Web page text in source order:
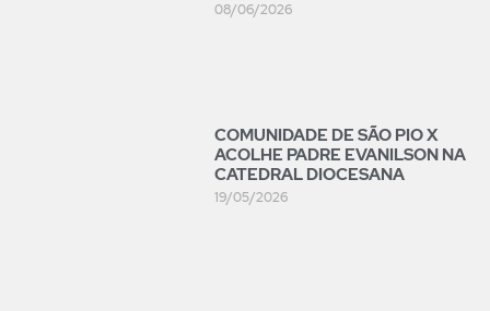
08/06/2026
COMUNIDADE DE SÃO PIO X
ACOLHE PADRE EVANILSON NA
CATEDRAL DIOCESANA
19/05/2026